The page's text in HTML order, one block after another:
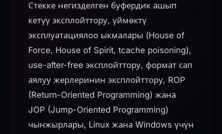
Стекке негизделген буфердик ашып
кетүү эксплойттору, үймөктү
эксплуатациялоо ыкмалары (House of
Force, House of Spirit, tcache poisoning),
use-after-free эксплойттору, формат сап
аялуу жерлеринин эксплойттору, ROP
(Return-Oriented Programming) жана
JOP (Jump-Oriented Programming)
чынжырлары, Linux жана Windows үчүн